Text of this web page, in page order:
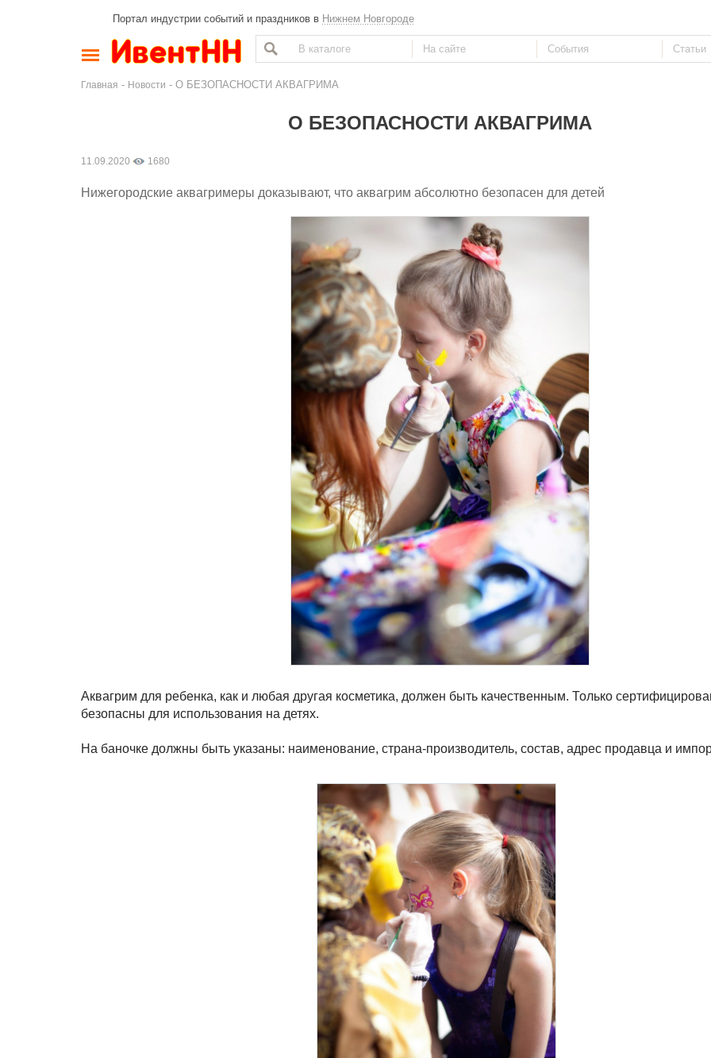
Портал индустрии событий и праздников в Нижнем Новгороде
Главная - Новости - О БЕЗОПАСНОСТИ АКВАГРИМА
О БЕЗОПАСНОСТИ АКВАГРИМА
11.09.2020 1680
Нижегородские аквагримеры доказывают, что аквагрим абсолютно безопасен для детей
Аквагрим для ребенка, как и любая другая косметика, должен быть качественным. Только
безопасны для использования на детях.
На баночке должны быть указаны: наименование, страна-производитель, состав, адрес продавца и